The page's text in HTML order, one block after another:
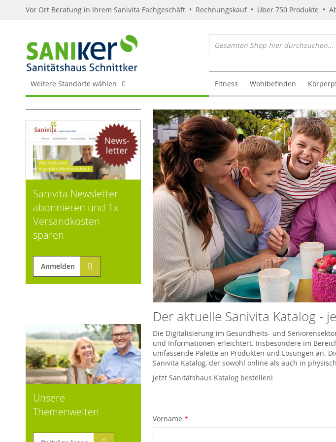
Vor Ort Beratung in Ihrem Sanivita Fachgeschäft • Rechnungskauf • Über 750 Produkte •
Weitere Standorte wählen Fitness Wohlbefinden
Der aktuelle Sanivita Katalog -
Die Digitalisierung im Gesundheits- und
und Informationen erleichtert. Insbesondere im
umfassende Palette an Produkten und Lösungen an.
Sanivita Katalog, der sowohl online als auch in
Jetzt Sanitätshaus Katalog bestellen!
Vorname
Sanivita Newsletter
abonnieren und 1x
Versandkosten
sparen
Anmelden
Unsere
Themenwelten